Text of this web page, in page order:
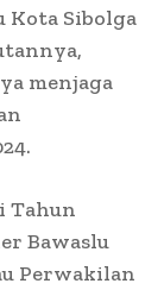
Kota Sibolga
menjaga
Tahun
Bawaslu
Perwakilan